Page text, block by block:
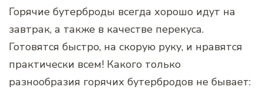
Горячие бутерброды всегда хорошо идут на
завтрак, а также в качестве перекуса.
Готовятся быстро, на скорую руку, и нравятся
практически всем! Какого только
разнообразия горячих бутербродов не бывает: